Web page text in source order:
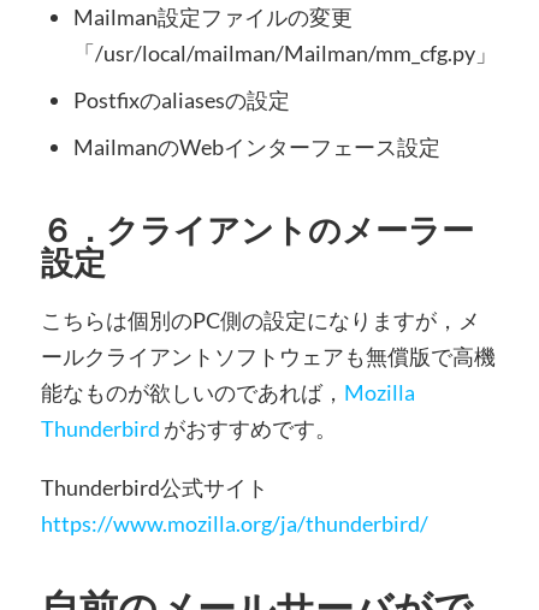
Mailman設定ファイルの変更
「/usr/local/mailman/Mailman/mm_cfg.py」
Postfixのaliasesの設定
MailmanのWebインターフェース設定
６．クライアントのメーラー
設定
こちらは個別のPC側の設定になりますが，メ
ールクライアントソフトウェアも無償版で高機
能なものが欲しいのであれば， Mozilla
Thunderbird がおすすめです。
Thunderbird公式サイト
https://www.mozilla.org/ja/thunderbird/